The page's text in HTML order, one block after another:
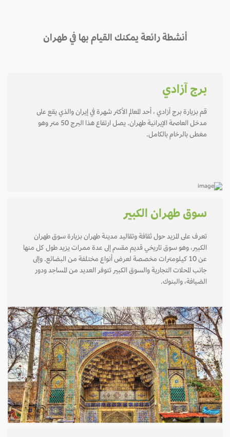
أنشطة رائعة يمكنك القيام بها في طهران
برج آزادي
قم بزيارة برج آزادي ، أحد المعالم الأكثر شهرة في إيران والذي يقع على
مدخل العاصمة الإيرانية طهران. يصل ارتفاع هذا البرج 50 متر وهو
مغطى بالرخام بالكامل.
سوق طهران الكبير
تعرف على المزيد حول ثقافة وتقاليد مدينة طهران بزيارة سوق طهران
الكبير، وهو سوق تاريخي قديم مقسم إلى عدة ممرات يزيد طول كل منها
عن 10 كيلومترات مخصصة لعرض أنواع مختلفة من البضائع. وإلى
جانب المحلات التجارية والسوق الكبير تتوفر العديد من المساجد ودور
الضيافة، والبنوك.